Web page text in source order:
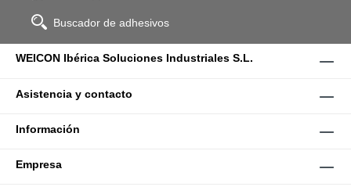
Buscador de adhesivos
WEICON Ibérica Soluciones Industriales S.L.
Asistencia y contacto
Información
Empresa